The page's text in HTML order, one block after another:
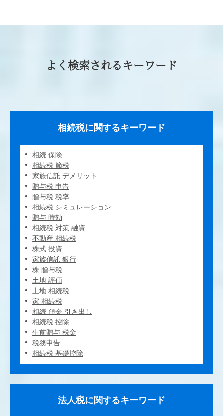
よく検索されるキーワード
相続税に関するキーワード
相続 保険
相続税 節税
家族信託 デメリット
贈与税 申告
贈与税 税率
相続税 シミュレーション
贈与 時効
相続税 対策 融資
不動産 相続税
株式 投資
家族信託 銀行
株 贈与税
土地 評価
土地 相続税
家 相続税
相続 預金 引き出し
相続税 控除
生前贈与 税金
税務申告
相続税 基礎控除
法人税に関するキーワード